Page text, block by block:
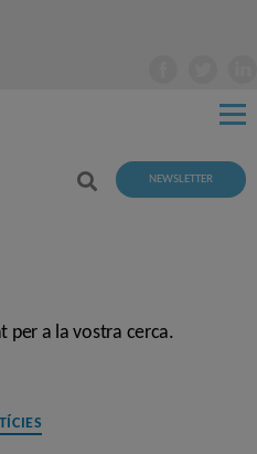
NEWSLETTER
per a la vostra cerca.
Categories